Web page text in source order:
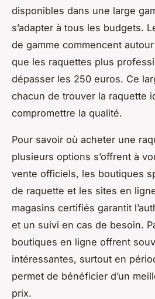
disponibles dans une large
s’adapter à tous les budgets.
de gamme commencent
que les raquettes plus
dépasser les 250 euros. Ce
chacun de trouver la raquette
compromettre la qualité.
Pour savoir où acheter une
plusieurs options s’offrent à
vente officiels, les boutiques
de raquette et les sites en
magasins certifiés garantit
et un suivi en cas de besoin.
boutiques en ligne offrent
intéressantes, surtout en
permet de bénéficier d’un
prix.